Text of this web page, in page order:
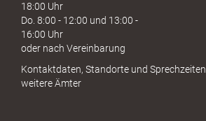
18:00 Uhr
Do. 8:00 - 12:00 und 13:00 -
16:00 Uhr
oder nach Vereinbarung
Kontaktdaten, Standorte und Sprechzeiten
weitere Ämter